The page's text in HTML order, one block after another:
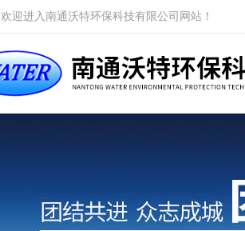
迎进入南通沃特环保科技有限公司网站！